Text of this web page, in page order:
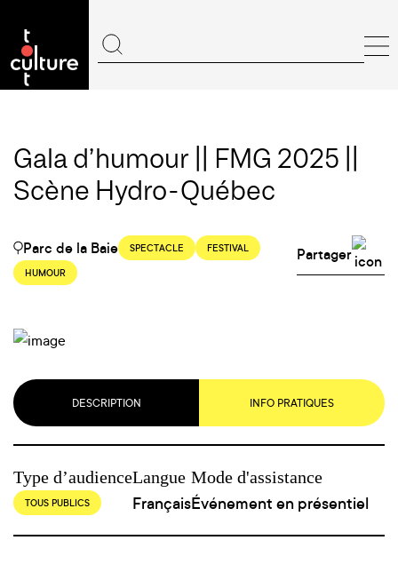
Gala d’humour || FMG 2025 ||
Scène Hydro-Québec
Parc de la Baie SPECTACLE
FESTIVAL
HUMOUR
Partager
DESCRIPTION INFO PRATIQUES
Type d’audience
TOUS PUBLICS
Langue
Français
Mode d'assistance
Événement en présentiel